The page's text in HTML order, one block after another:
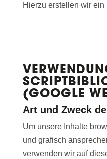
Hierzu erstellen wir
(GOOGLE
Art und Zweck
Um unsere Inhalte
und grafisch
verwenden wir auf